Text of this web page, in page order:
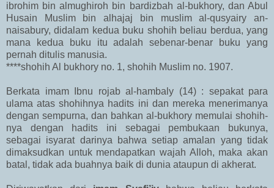
ibrohim bin almughiroh bin bardizbah al-bukhory, dan Abul
Husain Muslim bin alhajaj bin muslim al-qusyairy an-
naisabury, didalam kedua buku shohih beliau berdua, yang
mana kedua buku itu adalah sebenar-benar buku yang
pernah ditulis manusia.
****shohih Al bukhory no. 1, shohih Muslim no. 1907.
Berkata imam Ibnu rojab al-hambaly (14) : sepakat para
ulama atas shohihnya hadits ini dan mereka menerimanya
dengan sempurna, dan bahkan al-bukhory memulai shohih-
nya dengan hadits ini sebagai pembukaan bukunya,
sebagai isyarat darinya bahwa setiap amalan yang tidak
dimaksudkan untuk mendapatkan wajah Alloh, maka akan
batal, tidak ada buahnya baik di dunia ataupun di akherat.